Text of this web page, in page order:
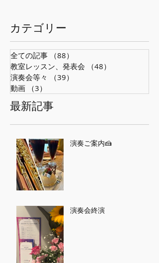
​カテゴリー
全ての記事 （88）
教室レッスン、発表会
（48）
演奏会等々
（39）
動画
（3）
最新記事
演奏ご案内🍰
演奏会終演